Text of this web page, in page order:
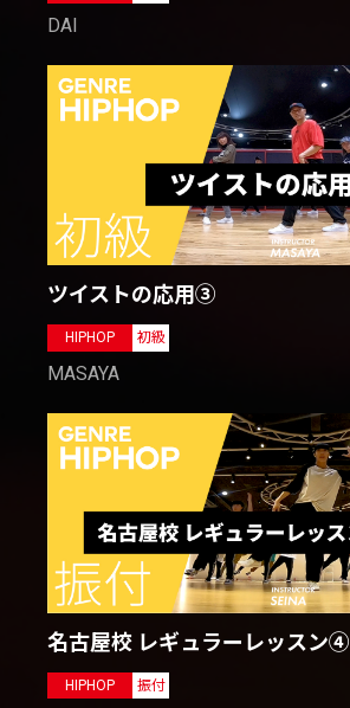
DAI
ツイストの応用③
HIPHOP 初級
MASAYA
名古屋校 レギュラーレッスン④
HIPHOP 振付